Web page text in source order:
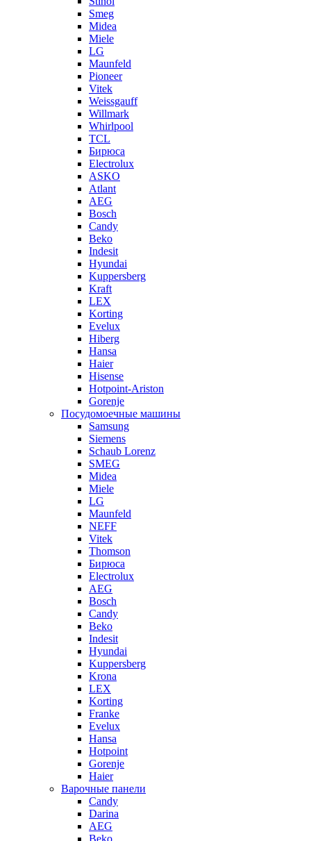
Smeg
Midea
Miele
LG
Maunfeld
Pioneer
Vitek
Weissgauff
Willmark
Whirlpool
TCL
Бирюса
Electrolux
ASKO
Atlant
AEG
Bosch
Candy
Beko
Indesit
Hyundai
Kuppersberg
Kraft
LEX
Korting
Evelux
Hiberg
Hansa
Haier
Hisense
Hotpoint-Ariston
Gorenje
Посудомоечные машины
Samsung
Siemens
Schaub Lorenz
SMEG
Midea
Miele
LG
Maunfeld
NEFF
Vitek
Thomson
Бирюса
Electrolux
AEG
Bosch
Candy
Beko
Indesit
Hyundai
Kuppersberg
Krona
LEX
Korting
Franke
Evelux
Hansa
Hotpoint
Gorenje
Haier
Варочные панели
Candy
Darina
AEG